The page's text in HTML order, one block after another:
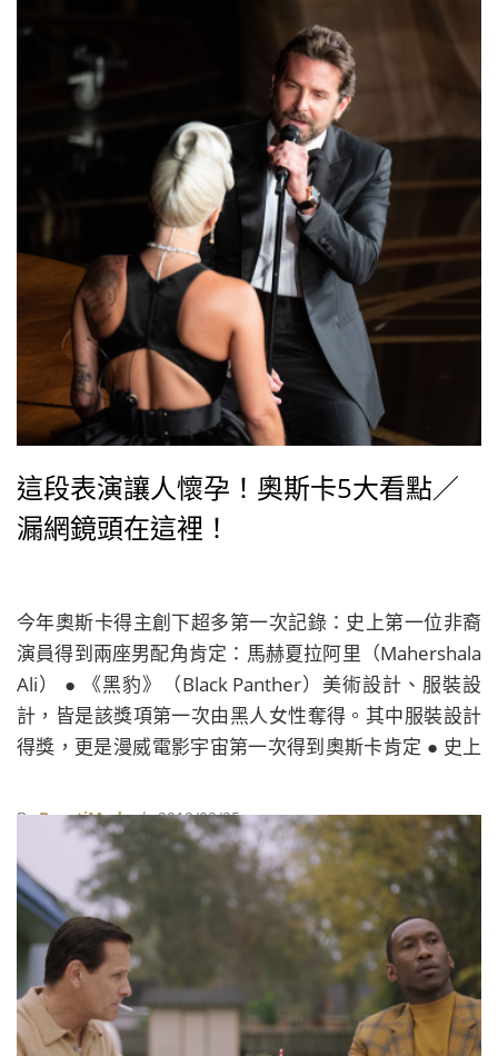
這段表演讓人懷孕！奧斯卡5大看點／
漏網鏡頭在這裡！
今年奧斯卡得主創下超多第一次記錄：史上第一位非裔
演員得到兩座男配角肯定：馬赫夏拉阿里（Mahershala
Ali） ● 《黑豹》（Black Panther）美術設計、服裝設
計，皆是該獎項第一次由黑人女性奪得。其中服裝設計
得獎，更是漫威電影宇宙第一次得到奧斯卡肯定 ● 史上
角蕾吉娜金恩（ ReginaKing） ● 《蜘蛛人：新宇宙》（
Spider-Man: Into The Spider-Verse）是索尼影業第一
次奪得奧斯卡最佳動畫（以往幾乎都是迪士尼或皮克斯
的天下）...
ByBeautiMode| 2019/02/25